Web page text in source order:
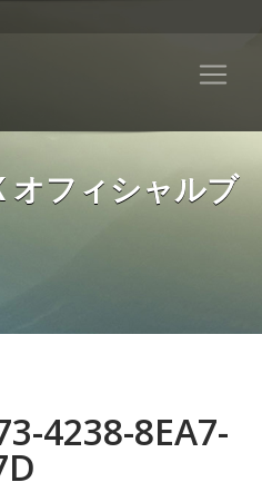
オフィシャルブ
4238-8EA7-